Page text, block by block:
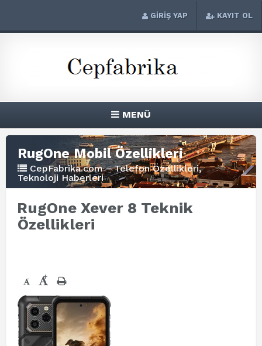
GİRİŞ YAP KAYIT OL
MENÜ
RugOne Mobil Özellikleri
CepFabrika.com – Telefon Özellikleri,
Teknoloji Haberleri
RugOne Xever 8 Teknik
Özellikleri
- +